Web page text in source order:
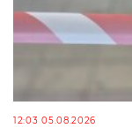
12:03 05.08.2026